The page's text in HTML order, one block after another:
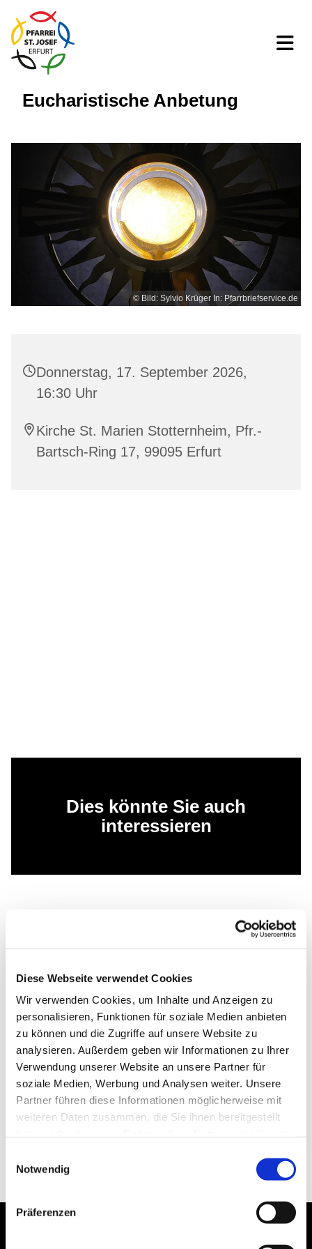
Diese Webseite verwendet Cookies
Wir verwenden Cookies, um Inhalte und Anzeigen zu
personalisieren, Funktionen für soziale Medien anbieten
zu können und die Zugriffe auf unsere Website zu
analysieren. Außerdem geben wir Informationen zu Ihrer
Verwendung unserer Website an unsere Partner für
soziale Medien, Werbung und Analysen weiter. Unsere
Partner führen diese Informationen möglicherweise mit
weiteren Daten zusammen, die Sie ihnen bereitgestellt
Notwendig
Präferenzen
Eucharistische Anbetung
© Bild: Sylvio Krüger In: Pfarrbriefservice.de
Donnerstag, 17. September 2026,
16:30 Uhr
Kirche St. Marien Stotternheim, Pfr.-
Bartsch-Ring 17, 99095 Erfurt
Dies könnte Sie auch
interessieren